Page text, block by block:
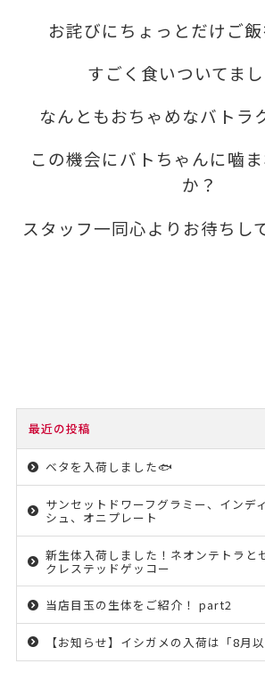
お詫びにちょっとだけご
すごく食いついてま
なんともおちゃめなバトラ
この機会にバトちゃんに嚙
か？
スタッフ一同心よりお待ちし
最近の投稿
ベタを入荷しました🐟
サンセットドワーフグラミー、インデ
シュ、オニプレート
新生体入荷しました！ネオンテトラと
クレステッドゲッコー
当店目玉の生体をご紹介！ part2
【お知らせ】イシガメの入荷は「8月